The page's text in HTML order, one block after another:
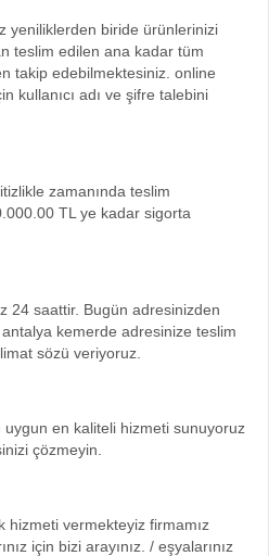
yeniliklerden biride ürünlerinizi
teslim edilen ana kadar tüm
takip edebilmektesiniz. online
kullanıcı adı ve şifre talebini
zamanında teslim
TL ye kadar sigorta
24 saattir. Bugün adresinizden
antalya kemerde adresinize teslim
sözü veriyoruz.
uygun en kaliteli hizmeti sunuyoruz
çözmeyin.
hizmeti vermekteyiz firmamız
için bizi arayınız. / eşyalarınız